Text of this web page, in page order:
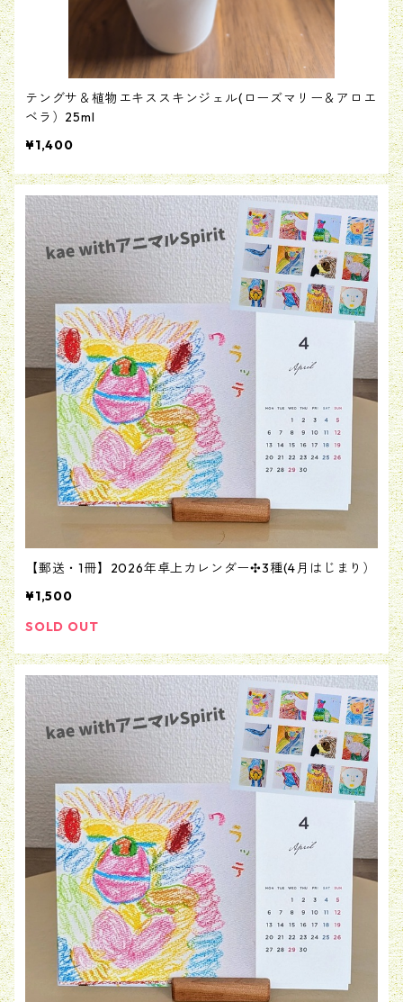
テングサ＆植物エキススキンジェル(ローズマリー＆アロエ
ベラ）25ml
¥1,400
【郵送・1冊】2026年卓上カレンダー✣3種(4月はじまり）
¥1,500
SOLD OUT